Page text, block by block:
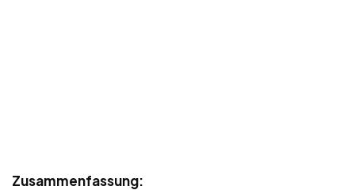
Zusammenfassung: